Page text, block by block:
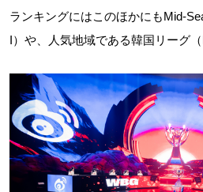
ランキングにはこのほかにもMid-
I）や、人気地域である韓国リーグ